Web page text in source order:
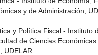
y de Administración,
y Política Fiscal - Instituto
de Ciencias Económicas
UDELAR